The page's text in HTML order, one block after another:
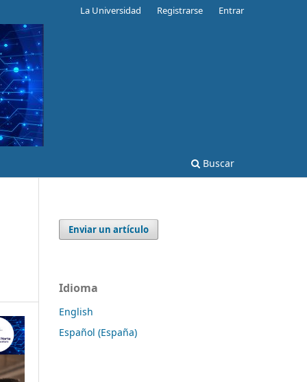
Buscar
La Universidad Registrarse Entrar
Enviar un artículo
Idioma
English
Español (España)